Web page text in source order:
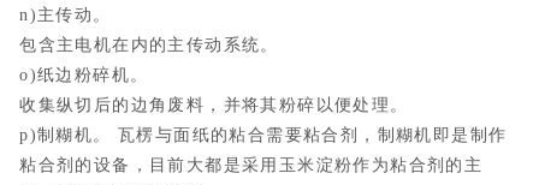
n)主传动。
包含主电机在内的主传动系统。
o)纸边粉碎机。
收集纵切后的边角废料，并将其粉碎以便处理。
p)制糊机。 瓦楞与面纸的粘合需要粘合剂，制糊机即是制作
粘合剂的设备，目前大都是采用玉米淀粉作为粘合剂的主